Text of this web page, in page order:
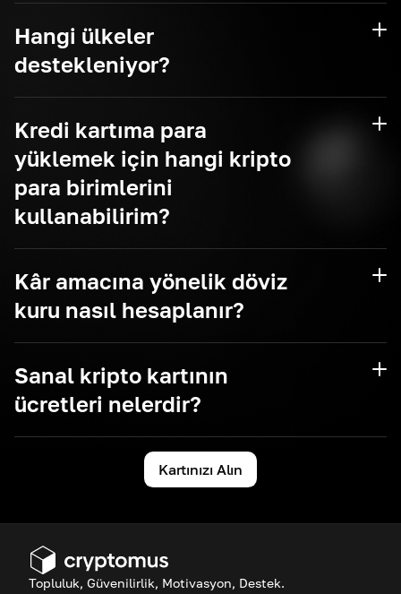
Hangi ülkeler
destekleniyor?
Kredi kartıma para
yüklemek için hangi kripto
para birimlerini
kullanabilirim?
USDT
USDC
Kâr amacına yönelik döviz
kuru nasıl hesaplanır?
Sanal kripto kartının
ücretleri nelerdir?
Kart basım ücreti: 4 dolar
dönüştürme ücretleri (değişebilir)
İsteğe bağlı bakım veya kullanılmama ücretleri
Kartınızı Alın
Topluluk, Güvenilirlik, Motivasyon, Destek.